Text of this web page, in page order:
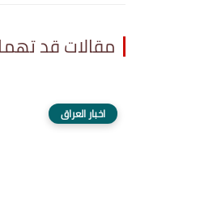
مقالات قد
اخبار العراق